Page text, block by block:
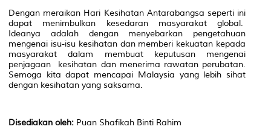
Dengan meraikan Hari Kesihatan Antarabangsa seperti ini
dapat menimbulkan kesedaran masyarakat global.
Ideanya adalah dengan menyebarkan pengetahuan
mengenai isu-isu kesihatan dan memberi kekuatan kepada
masyarakat dalam membuat keputusan mengenai
penjagaan kesihatan dan menerima rawatan perubatan.
Semoga kita dapat mencapai Malaysia yang lebih sihat
dengan kesihatan yang saksama.
Disediakan oleh: Puan Shafikah Binti Rahim